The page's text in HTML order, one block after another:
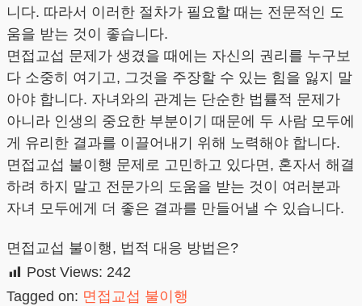
니다. 따라서 이러한 절차가 필요할 때는 전문적인 도
움을 받는 것이 좋습니다.
면접교섭 문제가 생겼을 때에는 자신의 권리를 누구보
다 소중히 여기고, 그것을 주장할 수 있는 힘을 잃지 말
아야 합니다. 자녀와의 관계는 단순한 법률적 문제가
아니라 인생의 중요한 부분이기 때문에 두 사람 모두에
게 유리한 결과를 이끌어내기 위해 노력해야 합니다.
면접교섭 불이행 문제로 고민하고 있다면, 혼자서 해결
하려 하지 말고 전문가의 도움을 받는 것이 여러분과
자녀 모두에게 더 좋은 결과를 만들어낼 수 있습니다.
면접교섭 불이행, 법적 대응 방법은?
Post Views: 242
Tagged on: 면접교섭 불이행